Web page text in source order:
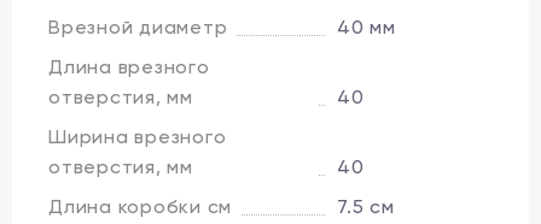
Врезной диаметр
40 мм
Длина врезного
отверстия, мм
40
Ширина врезного
отверстия, мм
40
Длина коробки см
7.5 см